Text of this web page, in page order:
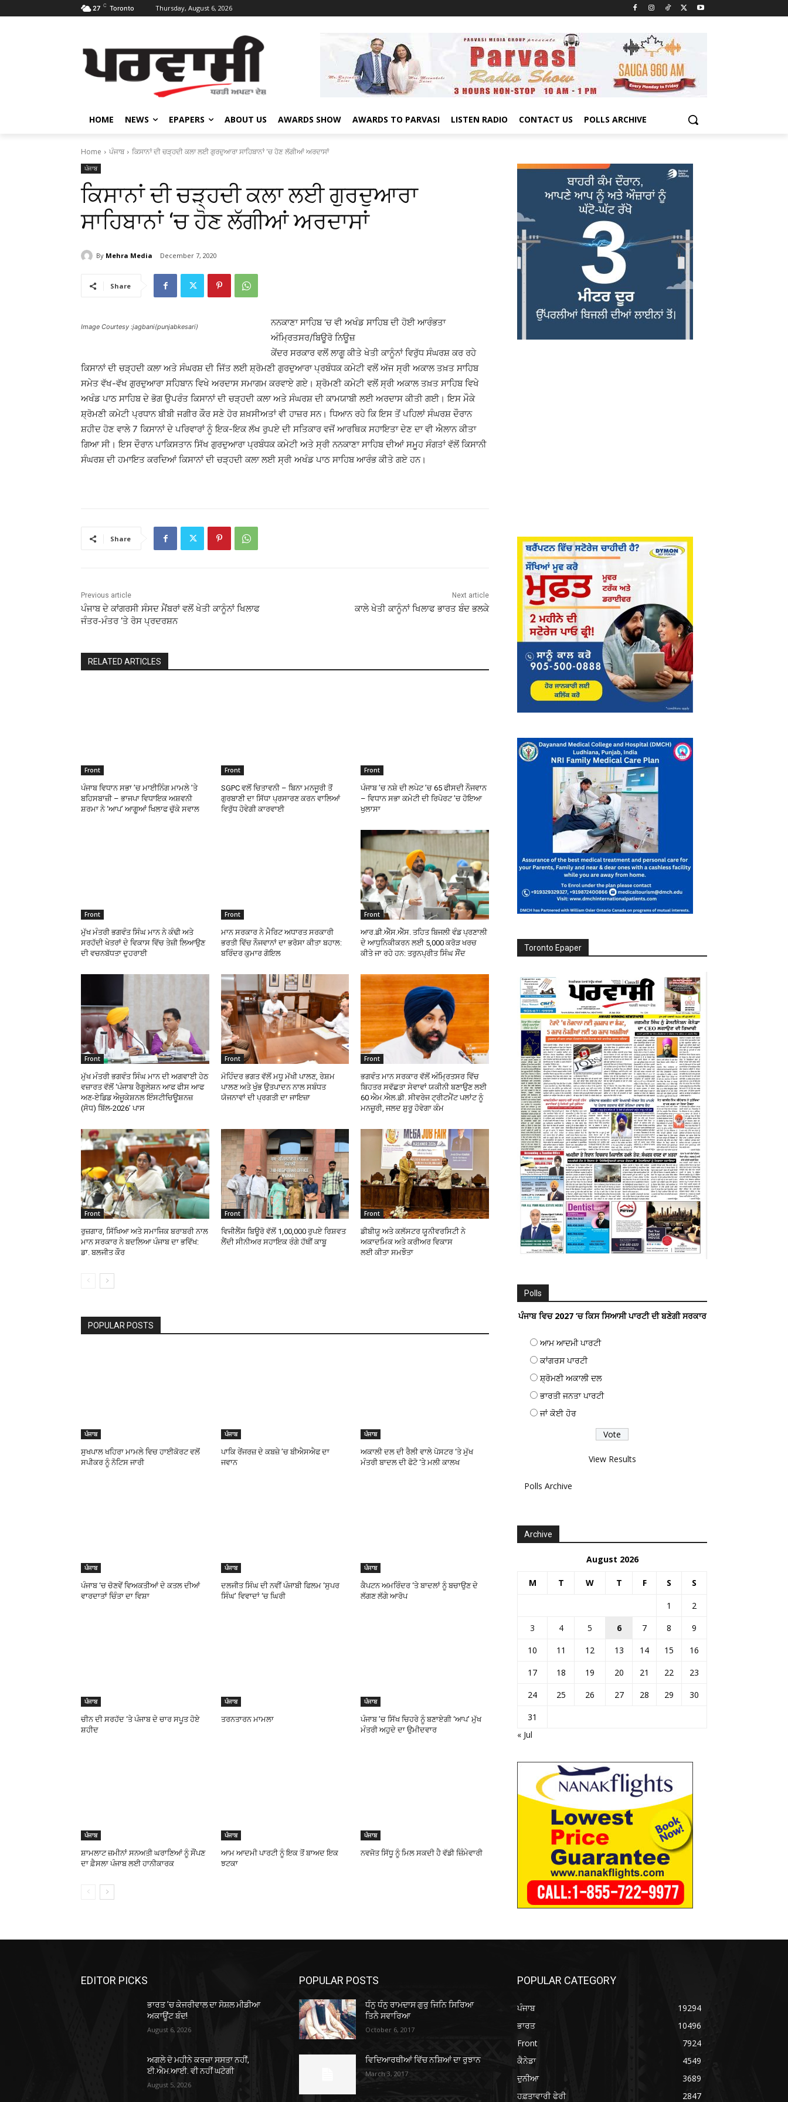
27 C Toronto Thursday, August 6, 2026
HOME NEWS EPAPERS ABOUT US AWARDS SHOW AWARDS TO PARVASI LISTEN RADIO CONTACT US POLLS ARCHIVE
Home ਪੰਜਾਬ ਕਿਸਾਨਾਂ ਦੀ ਚੜ੍ਹਦੀ ਕਲਾ ਲਈ ਗੁਰਦੁਆਰਾ ਸਾਹਿਬਾਨਾਂ 'ਚ ਹੋਣ ਲੱਗੀਆਂ ਅਰਦਾਸਾਂ
ਪੰਜਾਬ
ਕਿਸਾਨਾਂ ਦੀ ਚੜ੍ਹਦੀ ਕਲਾ ਲਈ ਗੁਰਦੁਆਰਾ
ਸਾਹਿਬਾਨਾਂ ‘ਚ ਹੋਣ ਲੱਗੀਆਂ ਅਰਦਾਸਾਂ
By Mehra Media December 7, 2020
Share
Image Courtesy :jagbani(punjabkesari)
ਨਨਕਾਣਾ ਸਾਹਿਬ ‘ਚ ਵੀ ਅਖੰਡ ਸਾਹਿਬ ਦੀ ਹੋਈ ਆਰੰਭਤਾ
ਅੰਮ੍ਰਿਤਸਰ/ਬਿਊਰੋ ਨਿਊਜ਼
ਕੇਂਦਰ ਸਰਕਾਰ ਵਲੋਂ ਲਾਗੂ ਕੀਤੇ ਖੇਤੀ ਕਾਨੂੰਨਾਂ ਵਿਰੁੱਧ ਸੰਘਰਸ਼ ਕਰ ਰਹੇ
ਕਿਸਾਨਾਂ ਦੀ ਚੜ੍ਹਦੀ ਕਲਾ ਅਤੇ ਸੰਘਰਸ਼ ਦੀ ਜਿੱਤ ਲਈ ਸ਼੍ਰੋਮਣੀ ਗੁਰਦੁਆਰਾ ਪ੍ਰਬੰਧਕ ਕਮੇਟੀ ਵਲੋਂ ਅੱਜ ਸ੍ਰੀ ਅਕਾਲ ਤਖ਼ਤ ਸਾਹਿਬ
ਸਮੇਤ ਵੱਖ-ਵੱਖ ਗੁਰਦੁਆਰਾ ਸਹਿਬਾਨ ਵਿਖੇ ਅਰਦਾਸ ਸਮਾਗਮ ਕਰਵਾਏ ਗਏ। ਸ਼੍ਰੋਮਣੀ ਕਮੇਟੀ ਵਲੋਂ ਸ੍ਰੀ ਅਕਾਲ ਤਖ਼ਤ ਸਾਹਿਬ ਵਿਖੇ
ਅਖੰਡ ਪਾਠ ਸਾਹਿਬ ਦੇ ਭੋਗ ਉਪਰੰਤ ਕਿਸਾਨਾਂ ਦੀ ਚੜ੍ਹਦੀ ਕਲਾ ਅਤੇ ਸੰਘਰਸ਼ ਦੀ ਕਾਮਯਾਬੀ ਲਈ ਅਰਦਾਸ ਕੀਤੀ ਗਈ। ਇਸ ਮੌਕੇ
ਸ਼੍ਰੋਮਣੀ ਕਮੇਟੀ ਪ੍ਰਧਾਨ ਬੀਬੀ ਜਗੀਰ ਕੌਰ ਸਣੇ ਹੋਰ ਸ਼ਖ਼ਸੀਅਤਾਂ ਵੀ ਹਾਜ਼ਰ ਸਨ। ਧਿਆਨ ਰਹੇ ਕਿ ਇਸ ਤੋਂ ਪਹਿਲਾਂ ਸੰਘਰਸ਼ ਦੌਰਾਨ
ਸ਼ਹੀਦ ਹੋਣ ਵਾਲੇ 7 ਕਿਸਾਨਾਂ ਦੇ ਪਰਿਵਾਰਾਂ ਨੂੰ ਇਕ-ਇਕ ਲੱਖ ਰੁਪਏ ਦੀ ਸਤਿਕਾਰ ਵਜੋਂ ਆਰਥਿਕ ਸਹਾਇਤਾ ਦੇਣ ਦਾ ਵੀ ਐਲਾਨ ਕੀਤਾ
ਗਿਆ ਸੀ। ਇਸ ਦੌਰਾਨ ਪਾਕਿਸਤਾਨ ਸਿੱਖ ਗੁਰਦੁਆਰਾ ਪ੍ਰਬੰਧਕ ਕਮੇਟੀ ਅਤੇ ਸ੍ਰੀ ਨਨਕਾਣਾ ਸਾਹਿਬ ਦੀਆਂ ਸਮੂਹ ਸੰਗਤਾਂ ਵੱਲੋਂ ਕਿਸਾਨੀ
ਸੰਘਰਸ਼ ਦੀ ਹਮਾਇਤ ਕਰਦਿਆਂ ਕਿਸਾਨਾਂ ਦੀ ਚੜ੍ਹਦੀ ਕਲਾ ਲਈ ਸ੍ਰੀ ਅਖੰਡ ਪਾਠ ਸਾਹਿਬ ਆਰੰਭ ਕੀਤੇ ਗਏ ਹਨ।
Share
Previous article
ਪੰਜਾਬ ਦੇ ਕਾਂਗਰਸੀ ਸੰਸਦ ਮੈਂਬਰਾਂ ਵਲੋਂ ਖੇਤੀ ਕਾਨੂੰਨਾਂ ਖਿਲਾਫ
ਜੰਤਰ-ਮੰਤਰ ‘ਤੇ ਰੋਸ ਪ੍ਰਦਰਸ਼ਨ
Next article
ਕਾਲੇ ਖੇਤੀ ਕਾਨੂੰਨਾਂ ਖਿਲਾਫ ਭਾਰਤ ਬੰਦ ਭਲਕੇ
RELATED ARTICLES
Front
ਪੰਜਾਬ ਵਿਧਾਨ ਸਭਾ ’ਚ ਮਾਈਨਿੰਗ ਮਾਮਲੇ ’ਤੇ
ਬਹਿਸਬਾਜ਼ੀ – ਭਾਜਪਾ ਵਿਧਾਇਕ ਅਸ਼ਵਨੀ
ਸ਼ਰਮਾ ਨੇ ‘ਆਪ’ ਆਗੂਆਂ ਖਿਲਾਫ ਚੁੱਕੇ ਸਵਾਲ
Front
SGPC ਵਲੋਂ ਚਿਤਾਵਨੀ – ਬਿਨਾ ਮਨਜੂਰੀ ਤੋਂ
ਗੁਰਬਾਣੀ ਦਾ ਸਿੱਧਾ ਪ੍ਰਸਾਰਣ ਕਰਨ ਵਾਲਿਆਂ
ਵਿਰੁੱਧ ਹੋਵੇਗੀ ਕਾਰਵਾਈ
Front
ਪੰਜਾਬ ’ਚ ਨਸ਼ੇ ਦੀ ਲਪੇਟ ’ਚ 65 ਫੀਸਦੀ ਨੌਜਵਾਨ
– ਵਿਧਾਨ ਸਭਾ ਕਮੇਟੀ ਦੀ ਰਿਪੋਰਟ ’ਚ ਹੋਇਆ
ਖੁਲਾਸਾ
Front
ਮੁੱਖ ਮੰਤਰੀ ਭਗਵੰਤ ਸਿੰਘ ਮਾਨ ਨੇ ਕੰਢੀ ਅਤੇ
ਸਰਹੱਦੀ ਖੇਤਰਾਂ ਦੇ ਵਿਕਾਸ ਵਿੱਚ ਤੇਜ਼ੀ ਲਿਆਉਣ
ਦੀ ਵਚਨਬੱਧਤਾ ਦੁਹਰਾਈ
Front
ਮਾਨ ਸਰਕਾਰ ਨੇ ਮੈਰਿਟ ਅਧਾਰਤ ਸਰਕਾਰੀ
ਭਰਤੀ ਵਿੱਚ ਨੌਜਵਾਨਾਂ ਦਾ ਭਰੋਸਾ ਕੀਤਾ ਬਹਾਲ:
ਬਰਿੰਦਰ ਕੁਮਾਰ ਗੋਇਲ
Front
ਆਰ.ਡੀ.ਐੱਸ.ਐੱਸ. ਤਹਿਤ ਬਿਜਲੀ ਵੰਡ ਪ੍ਰਣਾਲੀ
ਦੇ ਆਧੁਨਿਕੀਕਰਨ ਲਈ 5,000 ਕਰੋੜ ਖਰਚ
ਕੀਤੇ ਜਾ ਰਹੇ ਹਨ: ਤਰੁਨਪ੍ਰੀਤ ਸਿੰਘ ਸੌਂਦ
Front
ਮੁੱਖ ਮੰਤਰੀ ਭਗਵੰਤ ਸਿੰਘ ਮਾਨ ਦੀ ਅਗਵਾਈ ਹੇਠ
ਵਜ਼ਾਰਤ ਵੱਲੋਂ ‘ਪੰਜਾਬ ਰੈਗੂਲੇਸ਼ਨ ਆਫ ਫੀਸ ਆਫ
ਅਣ-ਏਡਿਡ ਐਜੂਕੇਸ਼ਨਲ ਇੰਸਟੀਚਿਊਸ਼ਨਜ਼
(ਸੋਧ) ਬਿੱਲ-2026’ ਪਾਸ
Front
ਮੋਹਿੰਦਰ ਭਗਤ ਵੱਲੋਂ ਮਧੂ ਮੱਖੀ ਪਾਲਣ, ਰੇਸ਼ਮ
ਪਾਲਣ ਅਤੇ ਖੁੰਭ ਉਤਪਾਦਨ ਨਾਲ ਸਬੰਧਤ
ਯੋਜਨਾਵਾਂ ਦੀ ਪ੍ਰਗਤੀ ਦਾ ਜਾਇਜ਼ਾ
Front
ਭਗਵੰਤ ਮਾਨ ਸਰਕਾਰ ਵੱਲੋਂ ਅੰਮ੍ਰਿਤਸਰ ਵਿੱਚ
ਬਿਹਤਰ ਸਵੱਛਤਾ ਸੇਵਾਵਾਂ ਯਕੀਨੀ ਬਣਾਉਣ ਲਈ
60 ਐਮ.ਐਲ.ਡੀ. ਸੀਵਰੇਜ ਟ੍ਰੀਟਮੈਂਟ ਪਲਾਂਟ ਨੂੰ
ਮਨਜ਼ੂਰੀ, ਜਲਦ ਸ਼ੁਰੂ ਹੋਵੇਗਾ ਕੰਮ
Front
ਰੁਜ਼ਗਾਰ, ਸਿੱਖਿਆ ਅਤੇ ਸਮਾਜਿਕ ਬਰਾਬਰੀ ਨਾਲ
ਮਾਨ ਸਰਕਾਰ ਨੇ ਬਦਲਿਆ ਪੰਜਾਬ ਦਾ ਭਵਿੱਖ:
ਡਾ. ਬਲਜੀਤ ਕੌਰ
Front
ਵਿਜੀਲੈਂਸ ਬਿਊਰੋ ਵੱਲੋਂ 1,00,000 ਰੁਪਏ ਰਿਸ਼ਵਤ
ਲੈਂਦੀ ਸੀਨੀਅਰ ਸਹਾਇਕ ਰੰਗੇ ਹੱਥੀਂ ਕਾਬੂ
Front
ਡੀਬੀਯੂ ਅਤੇ ਕਲੱਸਟਰ ਯੂਨੀਵਰਸਿਟੀ ਨੇ
ਅਕਾਦਮਿਕ ਅਤੇ ਕਰੀਅਰ ਵਿਕਾਸ
ਲਈ ਕੀਤਾ ਸਮਝੌਤਾ
POPULAR POSTS
ਪੰਜਾਬ
ਸੁਖਪਾਲ ਖਹਿਰਾ ਮਾਮਲੇ ਵਿਚ ਹਾਈਕੋਰਟ ਵਲੋਂ
ਸਪੀਕਰ ਨੂੰ ਨੋਟਿਸ ਜਾਰੀ
ਪੰਜਾਬ
ਪਾਕਿ ਰੇਂਜਰਜ਼ ਦੇ ਕਬਜ਼ੇ ’ਚ ਬੀਐਸਐਫ ਦਾ
ਜਵਾਨ
ਪੰਜਾਬ
ਅਕਾਲੀ ਦਲ ਦੀ ਰੈਲੀ ਵਾਲੇ ਪੋਸਟਰ ‘ਤੇ ਮੁੱਖ
ਮੰਤਰੀ ਬਾਦਲ ਦੀ ਫੋਟੋ ‘ਤੇ ਮਲੀ ਕਾਲਖ
ਪੰਜਾਬ
ਪੰਜਾਬ ‘ਚ ਚੋਣਵੇਂ ਵਿਅਕਤੀਆਂ ਦੇ ਕਤਲ ਦੀਆਂ
ਵਾਰਦਾਤਾਂ ਚਿੰਤਾ ਦਾ ਵਿਸ਼ਾ
ਪੰਜਾਬ
ਦਲਜੀਤ ਸਿੰਘ ਦੀ ਨਵੀਂ ਪੰਜਾਬੀ ਫਿਲਮ ‘ਸੁਪਰ
ਸਿੰਘ’ ਵਿਵਾਦਾਂ ‘ਚ ਘਿਰੀ
ਪੰਜਾਬ
ਕੈਪਟਨ ਅਮਰਿੰਦਰ ‘ਤੇ ਬਾਦਲਾਂ ਨੂੰ ਬਚਾਉਣ ਦੇ
ਲੱਗਣ ਲੱਗੇ ਆਰੋਪ
ਪੰਜਾਬ
ਚੀਨ ਦੀ ਸਰਹੱਦ ‘ਤੇ ਪੰਜਾਬ ਦੇ ਚਾਰ ਸਪੂਤ ਹੋਏ
ਸ਼ਹੀਦ
ਪੰਜਾਬ
ਤਰਨਤਾਰਨ ਮਾਮਲਾ
ਪੰਜਾਬ
ਪੰਜਾਬ ’ਚ ਸਿੱਖ ਚਿਹਰੇ ਨੂੰ ਬਣਾਏਗੀ ‘ਆਪ’ ਮੁੱਖ
ਮੰਤਰੀ ਅਹੁਦੇ ਦਾ ਉਮੀਦਵਾਰ
ਪੰਜਾਬ
ਸ਼ਾਮਲਾਟ ਜ਼ਮੀਨਾਂ ਸਨਅਤੀ ਘਰਾਣਿਆਂ ਨੂੰ ਸੌਂਪਣ
ਦਾ ਫ਼ੈਸਲਾ ਪੰਜਾਬ ਲਈ ਹਾਨੀਕਾਰਕ
ਪੰਜਾਬ
ਆਮ ਆਦਮੀ ਪਾਰਟੀ ਨੂੰ ਇਕ ਤੋਂ ਬਾਅਦ ਇਕ
ਝਟਕਾ
ਪੰਜਾਬ
ਨਵਜੋਤ ਸਿੱਧੂ ਨੂੰ ਮਿਲ ਸਕਦੀ ਹੈ ਵੱਡੀ ਜ਼ਿੰਮੇਵਾਰੀ
Toronto Epaper
Polls
ਪੰਜਾਬ ਵਿਚ 2027 ’ਚ ਕਿਸ ਸਿਆਸੀ ਪਾਰਟੀ ਦੀ ਬਣੇਗੀ ਸਰਕਾਰ
ਆਮ ਆਦਮੀ ਪਾਰਟੀ
ਕਾਂਗਰਸ ਪਾਰਟੀ
ਸ਼੍ਰੋਮਣੀ ਅਕਾਲੀ ਦਲ
ਭਾਰਤੀ ਜਨਤਾ ਪਾਰਟੀ
ਜਾਂ ਕੋਈ ਹੋਰ
View Results
Polls Archive
Archive
August 2026
M T W T F S S
1
2
3
4 5 6 7 8
9
10
11 12 13 14 15
16
17
18 19 20 21 22
23
24
25 26 27 28 29
30
31
« Jul
EDITOR PICKS
ਭਾਰਤ ’ਚ ਕੇਜਰੀਵਾਲ ਦਾ ਸੋਸ਼ਲ ਮੀਡੀਆ
ਅਕਾਊਂਟ ਬੰਦ!
August 6, 2026
ਅਗਲੇ ਦੋ ਮਹੀਨੇ ਕਰਜ਼ਾ ਸਸਤਾ ਨਹੀਂ,
ਈ.ਐਮ.ਆਈ. ਵੀ ਨਹੀਂ ਘਟੇਗੀ
August 5, 2026
POPULAR POSTS
ਧੰਨੁ ਧੰਨੁ ਰਾਮਦਾਸ ਗੁਰੁ ਜਿਨਿ ਸਿਰਿਆ
ਤਿਨੈ ਸਵਾਰਿਆ
October 6, 2017
ਵਿਦਿਆਰਥੀਆਂ ਵਿੱਚ ਨਸ਼ਿਆਂ ਦਾ ਰੁਝਾਨ
March 3, 2017
POPULAR CATEGORY
ਪੰਜਾਬ
19294
ਭਾਰਤ
10496
Front
7924
ਕੈਨੇਡਾ
4549
ਦੁਨੀਆ
3689
ਹਫ਼ਤਾਵਾਰੀ ਫੇਰੀ
2847